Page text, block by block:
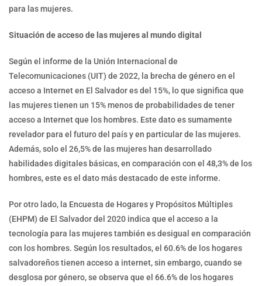
para las mujeres.
Situación de acceso de las mujeres al mundo digital
Según el informe de la Unión Internacional de
Telecomunicaciones (UIT) de 2022, la brecha de género en el
acceso a Internet en El Salvador es del 15%, lo que significa que
las mujeres tienen un 15% menos de probabilidades de tener
acceso a Internet que los hombres. Este dato es sumamente
revelador para el futuro del país y en particular de las mujeres.
Además, solo el 26,5% de las mujeres han desarrollado
habilidades digitales básicas, en comparación con el 48,3% de los
hombres, este es el dato más destacado de este informe.
Por otro lado, la Encuesta de Hogares y Propósitos Múltiples
(EHPM) de El Salvador del 2020 indica que el acceso a la
tecnología para las mujeres también es desigual en comparación
con los hombres. Según los resultados, el 60.6% de los hogares
salvadoreños tienen acceso a internet, sin embargo, cuando se
desglosa por género, se observa que el 66.6% de los hogares